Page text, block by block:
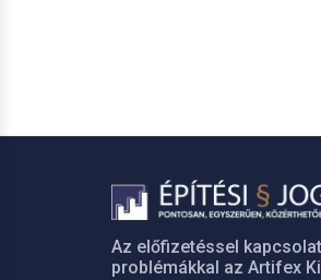
Az előfizetéssel
problémákkal az Artifex